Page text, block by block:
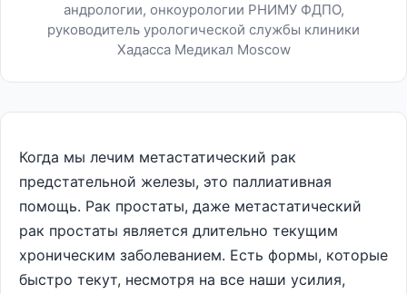
андрологии, онкоурологии РНИМУ ФДПО,
руководитель урологической службы клиники
Хадасса Медикал Moscow
Когда мы лечим метастатический рак
предстательной железы, это паллиативная
помощь. Рак простаты, даже метастатический
рак простаты является длительно текущим
хроническим заболеванием. Есть формы, которые
быстро текут, несмотря на все наши усилия,